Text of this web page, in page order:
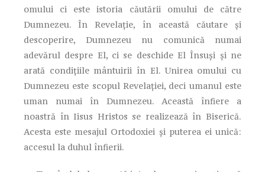
omului ci este istoria căutării omului de către
Dumnezeu. În Revelaţie, în această căutare şi
descoperire, Dumnezeu nu comunică numai
adevărul despre El, ci se deschide El Însuşi şi ne
arată condiţiile mântuirii în El. Unirea omului cu
Dumnezeu este scopul Revelaţiei, deci umanul este
uman numai în Dumnezeu. Această înfiere a
noastră în Iisus Hristos se realizează în Biserică.
Acesta este mesajul Ortodoxiei şi puterea ei unică:
accesul la duhul înfierii.